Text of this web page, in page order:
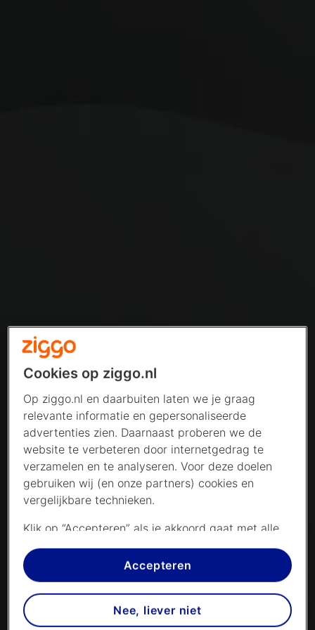
Cookies op ziggo.nl
Op ziggo.nl en daarbuiten laten we je graag
relevante informatie en gepersonaliseerde
advertenties zien. Daarnaast proberen we de
website te verbeteren door internetgedrag te
verzamelen en te analyseren. Voor deze doelen
gebruiken wij (en onze partners) cookies en
vergelijkbare technieken.
Klik op “Accepteren” als je akkoord gaat met alle
cookies. Kies je voor “Nee, liever niet”, dan
plaatsen we alleen strikt noodzakelijke cookies om
de website goed te laten werken. Dat betekent
dat we geen vormen van personalisatie
toepassen.
Accepteren
Nee, liever niet